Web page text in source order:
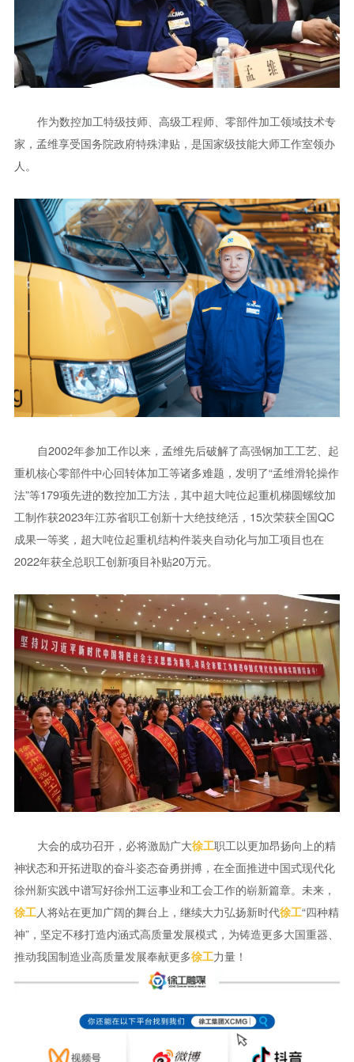
作为数控加工特级技师、高级工程师、零部件加工领域技术专
家，孟维享受国务院政府特殊津贴，是国家级技能大师工作室领办
人。
自2002年参加工作以来，孟维先后破解了高强钢加工工艺、起
重机核心零部件中心回转体加工等诸多难题，发明了“孟维滑轮操作
法”等179项先进的数控加工方法，其中超大吨位起重机梯圆螺纹加
工制作获2023年江苏省职工创新十大绝技绝活，15次荣获全国QC
成果一等奖，超大吨位起重机结构件装夹自动化与加工项目也在
2022年获全总职工创新项目补贴20万元。
大会的成功召开，必将激励广大徐工职工以更加昂扬向上的精
神状态和开拓进取的奋斗姿态奋勇拼搏，在全面推进中国式现代化
徐州新实践中谱写好徐州工运事业和工会工作的崭新篇章。未来，
徐工人将站在更加广阔的舞台上，继续大力弘扬新时代徐工“四种精
神”，坚定不移打造内涵式高质量发展模式，为铸造更多大国重器、
推动我国制造业高质量发展奉献更多徐工力量！